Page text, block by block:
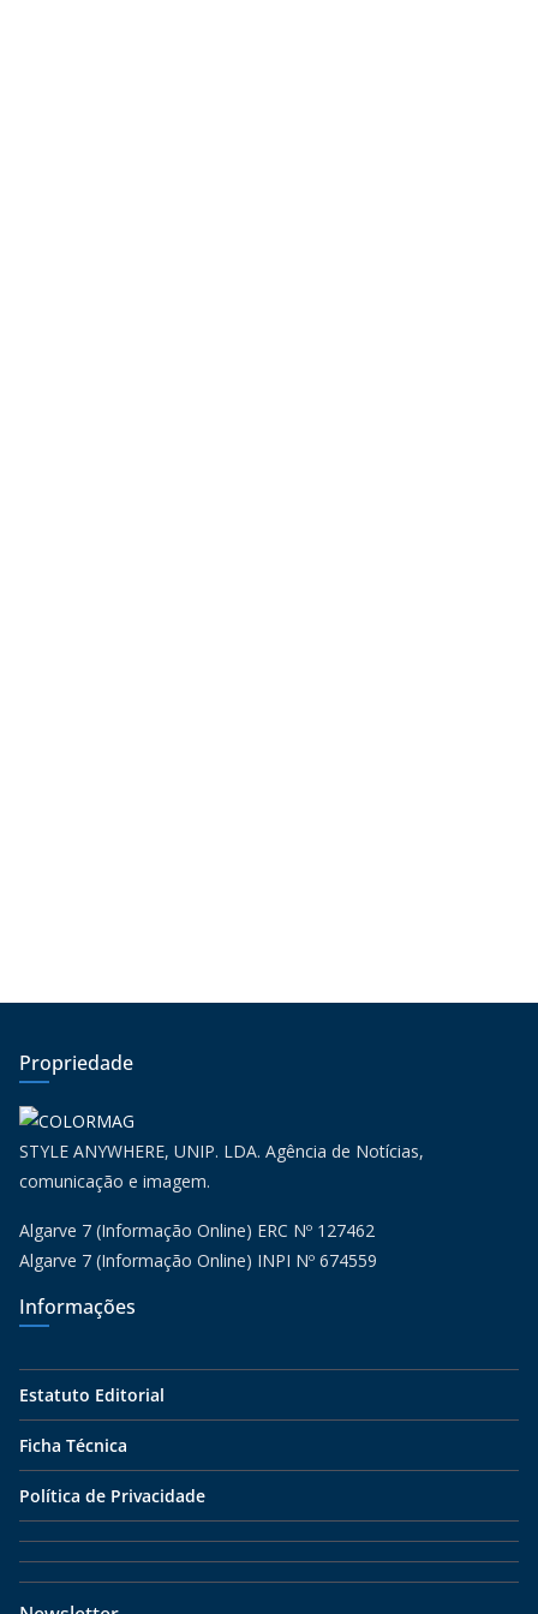
Propriedade
STYLE ANYWHERE, UNIP. LDA. Agência de Notícias,
comunicação e imagem.
Algarve 7 (Informação Online) ERC Nº 127462
Algarve 7 (Informação Online) INPI Nº 674559
Informações
Estatuto Editorial
Ficha Técnica
Política de Privacidade